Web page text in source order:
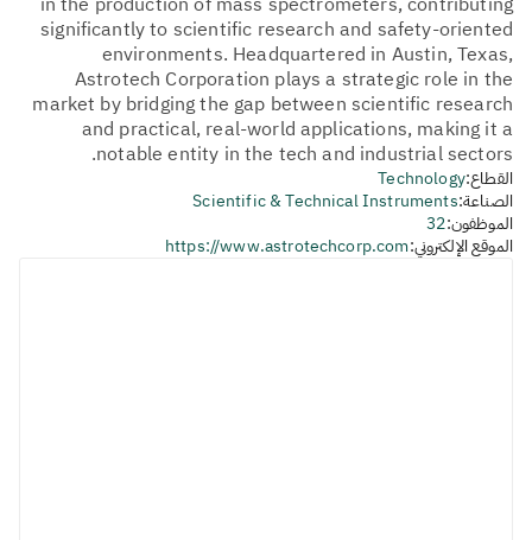
significantly to scientific research and safety-oriented
environments. Headquartered in Austin, Texas,
Astrotech Corporation plays a strategic role in the
market by bridging the gap between scientific research
and practical, real-world applications, making it a
notable entity in the tech and industrial sectors.
القطاع:Technology
الصناعة:Scientific & Technical Instruments
الموظفون:32
الموقع الإلكتروني:https://www.astrotechcorp.com